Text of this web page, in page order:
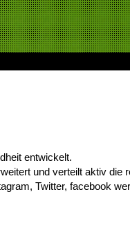
entwickelt.
und verteilt aktiv die
Twitter, facebook